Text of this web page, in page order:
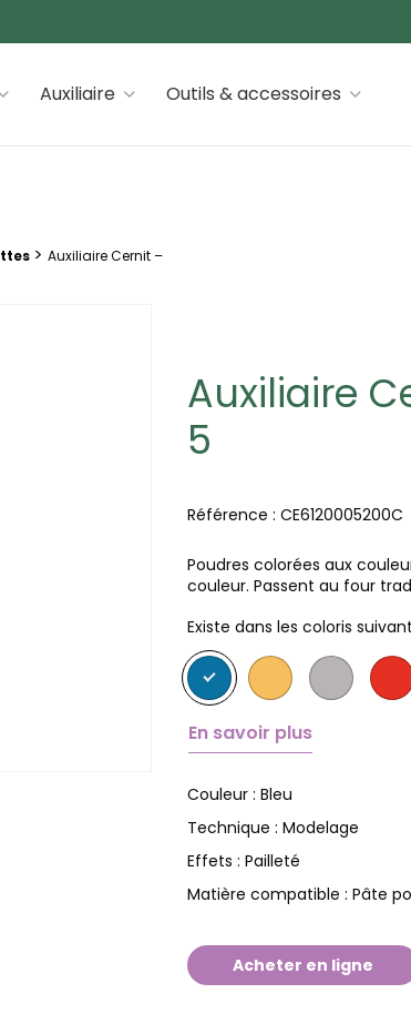
Auxiliaire Outils & accessoires
> Auxiliaire Cernit –
Auxiliaire
5
Référence : CE6120005200C
Poudres colorées aux
couleur. Passent au four
Existe dans les coloris
En savoir plus
Couleur : Bleu
Technique : Modelage
Effets : Pailleté
Matière compatible : Pâte
Acheter en ligne